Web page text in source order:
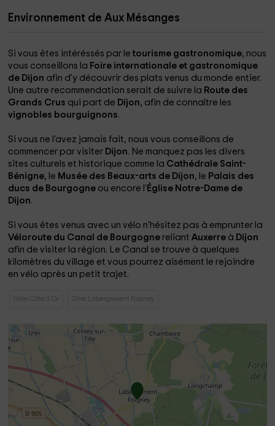
Environnement de Aux Mésanges
Si vous êtes intéréssés par letourisme gastronomique, nous
vous conseillons la Foire internationale et gastronomique
de Dijon afin d'y découvrir des plats venus du monde entier.
Une autre recommendation serait de suivre la Route des
Grands Crus qui part de Dijon, afin de connaître les
vignobles bourguignons.
Si vous ne l'avez jamais fait, nous vous conseillons de
commencer par visiter Dijon. Ne manquez pas les divers
sites culturels et historique comme la Cathédrale Saint-
Bénigne, le Musée des Beaux-arts de Dijon, le Palais des
ducs de Bourgogne ou encore l' Église Notre-Dame de
Dijon.
Si vous êtes venus avec un vélo n'hésitez pas à emprunter la
Véloroute du Canal de Bourgogne reliantAuxerre à Dijon
afin de visiter la région. Le Canal se trouve à quelques
kilomètres du village et vous pourrez aisément le rejoindre
en vélo après un petit trajet.
Gites Côte d'Or Gites Labergement Foigney